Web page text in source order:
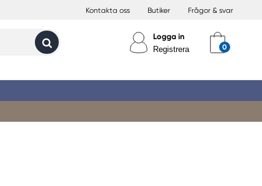
Kontakta oss Butiker Frågor & svar
Logga in
Registrera